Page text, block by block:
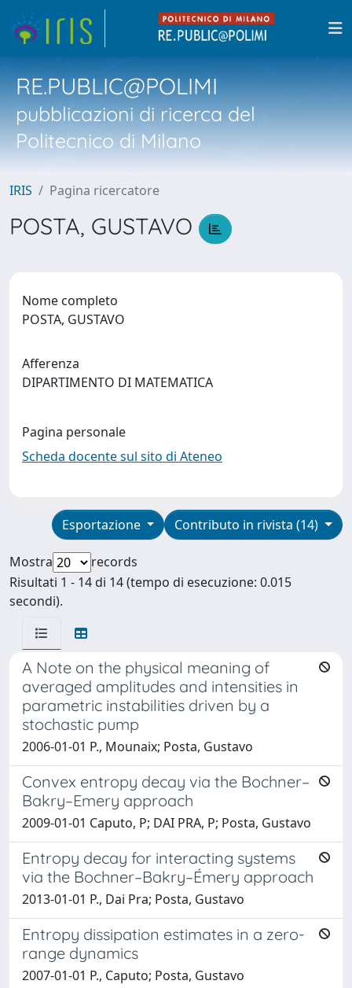
RE.PUBLIC@POLIMI
pubblicazioni di ricerca del
Politecnico di Milano
IRIS Pagina ricercatore
POSTA, GUSTAVO
Nome completo
POSTA, GUSTAVO
Afferenza
DIPARTIMENTO DI MATEMATICA
Pagina personale
Scheda docente sul sito di Ateneo
Contributo in rivista (14)
Esportazione
Mostra
records
Risultati 1 - 14 di 14 (tempo di esecuzione: 0.015
secondi).
A Note on the physical meaning of
averaged amplitudes and intensities in
parametric instabilities driven by a
stochastic pump
2006-01-01 P., Mounaix; Posta, Gustavo
Convex entropy decay via the Bochner–
Bakry–Emery approach
2009-01-01 Caputo, P; DAI PRA, P; Posta, Gustavo
Entropy decay for interacting systems
via the Bochner–Bakry–Émery approach
2013-01-01 P., Dai Pra; Posta, Gustavo
Entropy dissipation estimates in a zero-
range dynamics
2007-01-01 P., Caputo; Posta, Gustavo